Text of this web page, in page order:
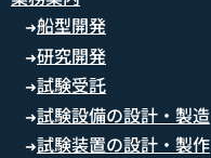
➜船型開発
➜研究開発
➜試験受託
➜試験設備の設計・製造
➜試験装置の設計・製作